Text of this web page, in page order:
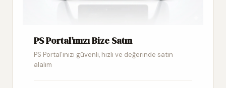
PS Portal’ınızı Bize Satın
PS Portal’ınızı güvenli, hızlı ve değerinde satın
alalım